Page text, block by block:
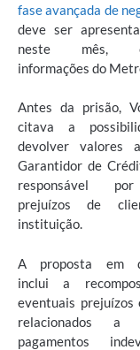
fase avançada de
deve ser
neste mês,
informações do
Antes da prisão,
citava a
devolver valores
Garantidor de
responsável
prejuízos de
instituição.
A proposta em
inclui a
eventuais prejuízos
relacionados a
pagamentos